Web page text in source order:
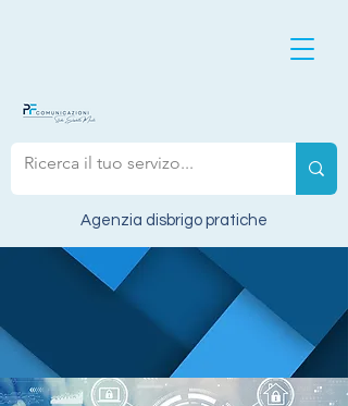
Agenzia disbrigo pratiche